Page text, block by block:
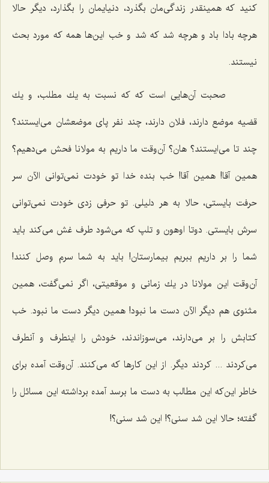
كنید كه همینقدر زندگی‌مان بگذرد، دنیایمان را بگذارد، دیگر حالا
هرچه بادا باد و هرچه شد كه شد و خب این‌ها همه كه مورد بحث
نیستند.
صحبت آن‌هایی است كه كه نسبت به یك مطلب، و یك
قضیه موضع دارند، فلان دارند، چند نفر پای موضعشان می‌ایستند؟
چند تا می‌ایستند؟ هان؟ آن‌وقت ما داریم به مولانا فحش می‌دهیم؟
همین آقا! همین آقا! خب بنده خدا تو خودت نمی‌توانی الآن سر
حرفت بایستی، حالا به هر دلیلی. تو حرفی زدی خودت نمی‌توانی
سرش بایستی. دوتا اوهون و تلپ كه می‌شود طرف غش می‌كند باید
شما را بر داریم ببریم بیمارستان! باید به شما سرم وصل كنند!
آن‌وقت این مولانا در یك زمانی و موقعیتی، اگر نمی‌گفت، همین
مثنوی هم دیگر الآن دست ما نبود! همین دیگر دست ما نبود. خب
كتابش را بر می‌دارند، می‌سوزاندند، خودش را اینطرف و آنطرف
می‌كردند ... كردند دیگر. از این كارها كه می‌كنند. آن‌وقت آمده برای
خاطر این‌كه این مطالب به دست ما برسد آمده برداشته این مسائل را
گفته؛ حالا این شد سنی؟! این شد سنی؟!